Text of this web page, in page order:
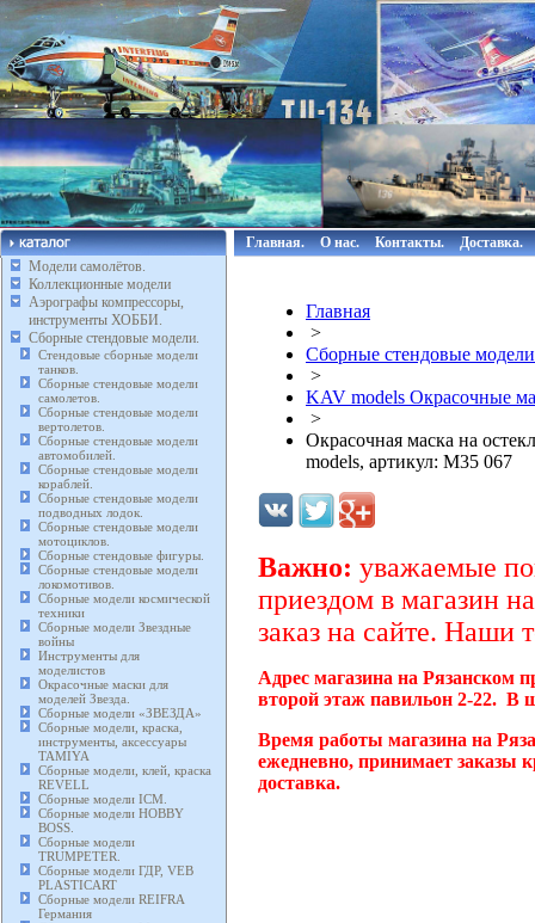
Модели самолётов.
Коллекционные модели
Аэрографы компрессоры,
инструменты ХОББИ.
Сборные стендовые модели.
Стендовые сборные модели
танков.
Сборные стендовые модели
самолетов.
Сборные стендовые модели
вертолетов.
Сборные стендовые модели
автомобилей.
Сборные стендовые модели
кораблей.
Сборные стендовые модели
подводных лодок.
Сборные стендовые модели
мотоциклов.
Сборные стендовые фигуры.
Сборные стендовые модели
локомотивов.
Сборные модели космической
техники
Сборные модели Звездные
войны
Инструменты для
моделистов
Окрасочные маски для
моделей Звезда.
Сборные модели «ЗВЕЗДА»
Сборные модели, краска,
инструменты, аксессуары
TAMIYA
Сборные модели, клей, краска
REVELL
Сборные модели ICM.
Сборные модели HOBBY
BOSS.
Сборные модели
TRUMPETER.
Сборные модели ГДР, VEB
PLASTICART
Сборные модели REIFRA
Германия
Главная. О нас. Контакты. Доставка.
Главная
>
Сборные стендовые
>
KAV models Окрасочные
>
Окрасочная маска на
models, артикул: M35 067
Важно: уважаемые
приездом в магазин
заказ на сайте. Наши
Адрес магазина на Рязанском
второй этаж павильон 2-22. В
Время работы магазина на
ежедневно, принимает заказы
доставка.